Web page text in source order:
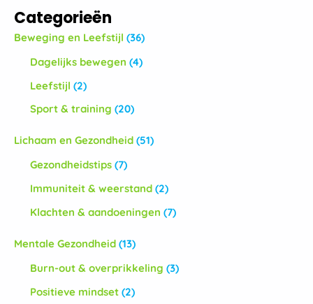
Categorieën
Beweging en Leefstijl (36)
Dagelijks bewegen (4)
Leefstijl (2)
Sport & training (20)
Lichaam en Gezondheid (51)
Gezondheidstips(7)
Immuniteit & weerstand(2)
Klachten & aandoeningen (7)
Mentale Gezondheid (13)
Burn-out & overprikkeling (3)
Positieve mindset(2)